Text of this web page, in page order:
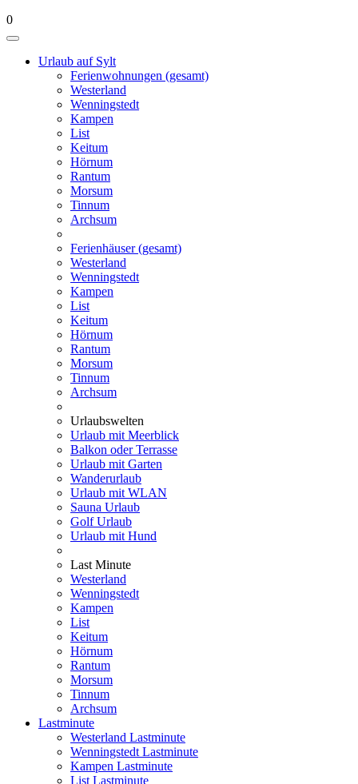
0
Urlaub auf Sylt
Ferienwohnungen (gesamt)
Westerland
Wenningstedt
Kampen
List
Keitum
Hörnum
Rantum
Morsum
Tinnum
Archsum
Ferienhäuser (gesamt)
Westerland
Wenningstedt
Kampen
List
Keitum
Hörnum
Rantum
Morsum
Tinnum
Archsum
Urlaubswelten
Urlaub mit Meerblick
Balkon oder Terrasse
Urlaub mit Garten
Wanderurlaub
Urlaub mit WLAN
Sauna Urlaub
Golf Urlaub
Urlaub mit Hund
Last Minute
Westerland
Wenningstedt
Kampen
List
Keitum
Hörnum
Rantum
Morsum
Tinnum
Archsum
Lastminute
Westerland Lastminute
Wenningstedt Lastminute
Kampen Lastminute
List Lastminute